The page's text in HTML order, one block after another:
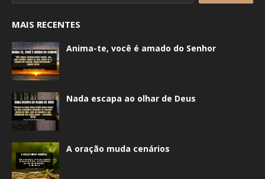
MAIS RECENTES
Anima-te, você é amado do Senhor
Nada escapa ao olhar de Deus
A oração muda cenários